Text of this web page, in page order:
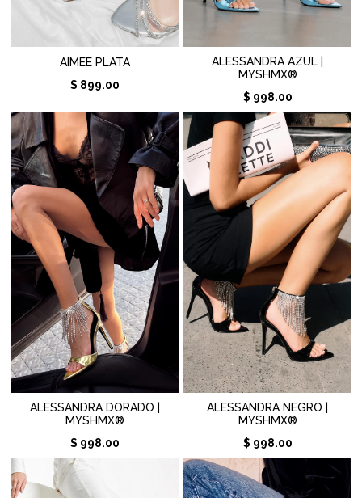
AIMEE PLATA
$ 899.00
ALESSANDRA AZUL |
MYSHMX®
$ 998.00
ALESSANDRA DORADO |
MYSHMX®
$ 998.00
ALESSANDRA NEGRO |
MYSHMX®
$ 998.00